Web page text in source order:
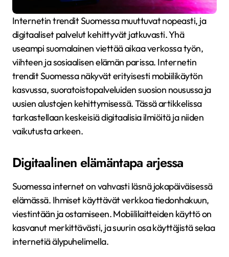
Internetin trendit Suomessa muuttuvat nopeasti, ja
digitaaliset palvelut kehittyvät jatkuvasti. Yhä
useampi suomalainen viettää aikaa verkossa työn,
viihteen ja sosiaalisen elämän parissa. Internetin
trendit Suomessa näkyvät erityisesti mobiilikäytön
kasvussa, suoratoistopalveluiden suosion nousussa ja
uusien alustojen kehittymisessä. Tässä artikkelissa
tarkastellaan keskeisiä digitaalisia ilmiöitä ja niiden
vaikutusta arkeen.
Digitaalinen elämäntapa arjessa
Suomessa internet on vahvasti läsnä jokapäiväisessä
elämässä. Ihmiset käyttävät verkkoa tiedonhakuun,
viestintään ja ostamiseen. Mobiililaitteiden käyttö on
kasvanut merkittävästi, ja suurin osa käyttäjistä selaa
internetiä älypuhelimella.